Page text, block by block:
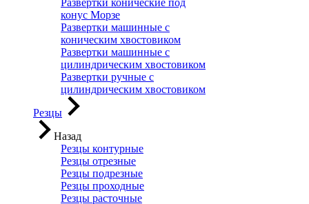
Развертки конические под
конус Морзе
Развертки машинные с
коническим хвостовиком
Развертки машинные с
цилиндрическим хвостовиком
Развертки ручные с
цилиндрическим хвостовиком
Резцы
Назад
Резцы контурные
Резцы отрезные
Резцы подрезные
Резцы проходные
Резцы расточные